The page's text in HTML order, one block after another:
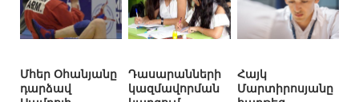
Մհեր Օհանյանը
դարձավ
Դասարանների
կազմավորման
Հայկ
Մարտիրոսյանը